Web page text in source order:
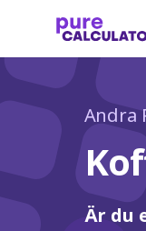
Andra
Är du